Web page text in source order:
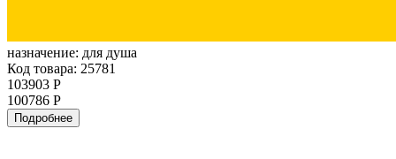
назначение: для душа
Код товара: 25781
103903 Р
100786 Р
Подробнее